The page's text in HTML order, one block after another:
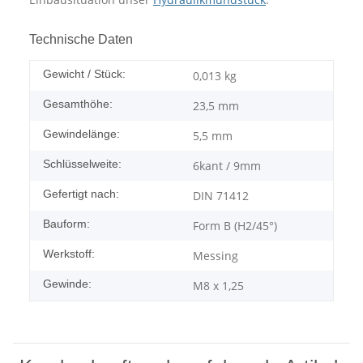
Technische Daten
Gewicht / Stück: 0,013 kg
Gesamthöhe: 23,5 mm
Gewindelänge: 5,5 mm
Schlüsselweite: 6kant / 9mm
Gefertigt nach: DIN 71412
Bauform: Form B (H2/45°)
Werkstoff: Messing
Gewinde: M8 x 1,25